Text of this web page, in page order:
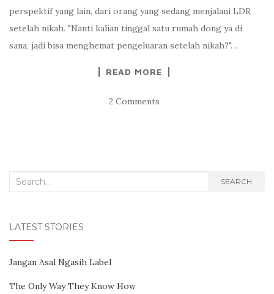
perspektif yang lain, dari orang yang sedang menjalani LDR
setelah nikah. "Nanti kalian tinggal satu rumah dong ya di
sana, jadi bisa menghemat pengeluaran setelah nikah?"…
READ MORE
2 Comments
Search for: SEARCH
LATEST STORIES
Jangan Asal Ngasih Label
The Only Way They Know How